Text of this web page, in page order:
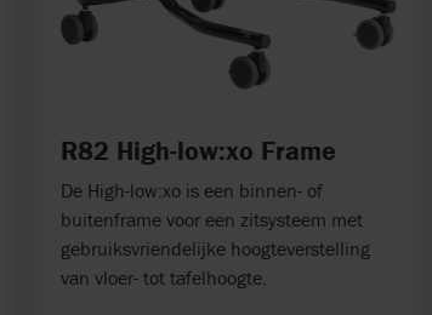
R82 High-low:xo Frame
De High-low:xo is een binnen- of
buitenframe voor een zitsysteem met
gebruiksvriendelijke hoogteverstelling
van vloer- tot tafelhoogte.